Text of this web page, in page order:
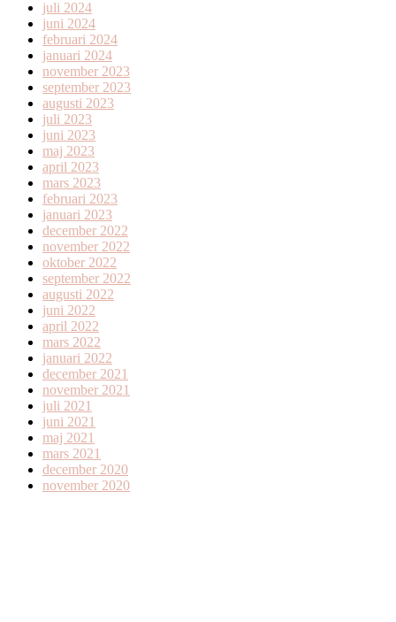
juli 2024
juni 2024
februari 2024
januari 2024
november 2023
september 2023
augusti 2023
juli 2023
juni 2023
maj 2023
april 2023
mars 2023
februari 2023
januari 2023
december 2022
november 2022
oktober 2022
september 2022
augusti 2022
juni 2022
april 2022
mars 2022
januari 2022
december 2021
november 2021
juli 2021
juni 2021
maj 2021
mars 2021
december 2020
november 2020